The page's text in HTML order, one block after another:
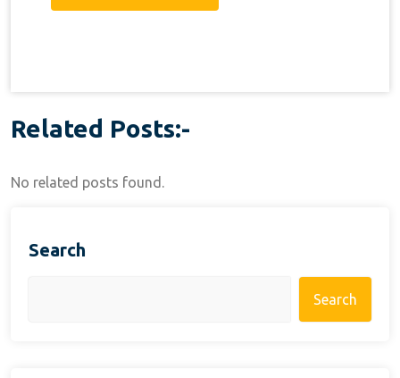
Related Posts:-
No related posts found.
Search
Search